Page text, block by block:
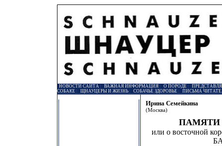
НОВОСТИ САЙТА| ВАЖНАЯ ИНФОРМАЦИЯ| О ПОРОДЕ
СОБАКЕ
ЩНАУЦЕРЫ И ЖИЗНЬ| СОБАЧЬЕ ЗДОРОВЬЕ ПИСЬМА
Ирина Семейкина
(Москва)
ПАМЯТИ
или о восточной